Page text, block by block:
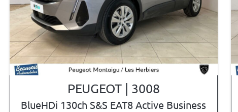
PEUGEOT | 3008
BlueHDi 130ch S&S EAT8 Active Business